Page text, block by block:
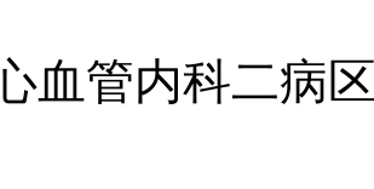
血管内科二病